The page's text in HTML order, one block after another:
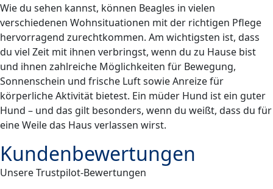
Wie du sehen kannst, können Beagles in vielen
verschiedenen Wohnsituationen mit der richtigen Pflege
hervorragend zurechtkommen. Am wichtigsten ist, dass
du viel Zeit mit ihnen verbringst, wenn du zu Hause bist
und ihnen zahlreiche Möglichkeiten für Bewegung,
Sonnenschein und frische Luft sowie Anreize für
körperliche Aktivität bietest. Ein müder Hund ist ein guter
Hund – und das gilt besonders, wenn du weißt, dass du für
eine Weile das Haus verlassen wirst.
Kundenbewertungen
Unsere Trustpilot-Bewertungen